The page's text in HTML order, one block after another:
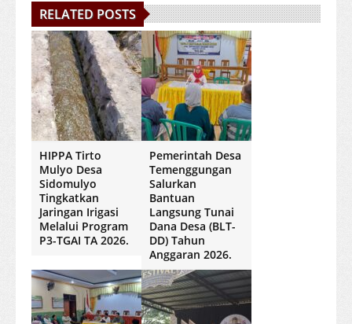
RELATED POSTS
HIPPA Tirto
Mulyo Desa
Sidomulyo
Tingkatkan
Jaringan Irigasi
Melalui Program
P3-TGAI TA 2026.
Pemerintah Desa
Temenggungan
Salurkan
Bantuan
Langsung Tunai
Dana Desa (BLT-
DD) Tahun
Anggaran 2026.